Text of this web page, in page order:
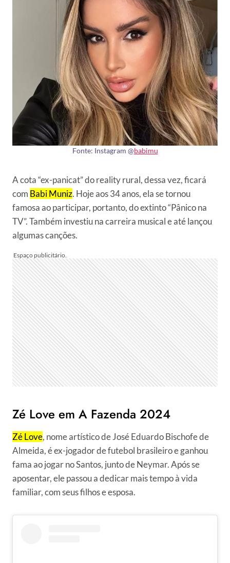
Fonte: Instagram @babimu
A cota “ex-panicat” do reality rural, dessa vez, ficará
com Babi Muniz. Hoje aos 34 anos, ela se tornou
famosa ao participar, portanto, do extinto “Pânico na
TV”. Também investiu na carreira musical e até lançou
algumas canções.
Zé Love em A Fazenda 2024
Zé Love, nome artístico de José Eduardo Bischofe de
Almeida, é ex-jogador de futebol brasileiro e ganhou
fama ao jogar no Santos, junto de Neymar. Após se
aposentar, ele passou a dedicar mais tempo à vida
familiar, com seus filhos e esposa.